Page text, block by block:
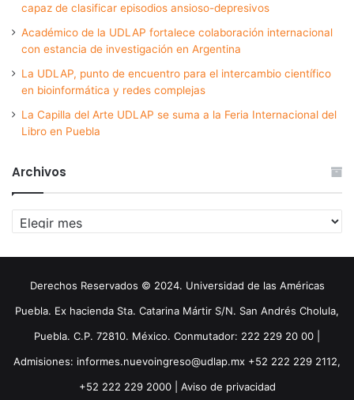
capaz de clasificar episodios ansioso-depresivos
Académico de la UDLAP fortalece colaboración internacional
con estancia de investigación en Argentina
La UDLAP, punto de encuentro para el intercambio científico
en bioinformática y redes complejas
La Capilla del Arte UDLAP se suma a la Feria Internacional del
Libro en Puebla
Archivos
Archivos
Derechos Reservados © 2024. Universidad de las Américas
Puebla. Ex hacienda Sta. Catarina Mártir S/N. San Andrés Cholula,
Puebla. C.P. 72810. México. Conmutador: 222 229 20 00 |
Admisiones: informes.nuevoingreso@udlap.mx +52 222 229 2112,
+52 222 229 2000 | Aviso de privacidad